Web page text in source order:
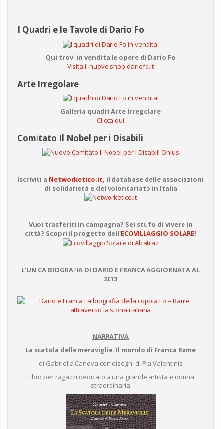
I Quadri e le Tavole di Dario Fo
Qui trovi in vendita le opere di Dario Fo
Visita il nuovo shop.dariofo.it
Arte Irregolare
Galleria quadri Arte Irregolare
Clicca qui
Comitato Il Nobel per i Disabili
Iscriviti a Networketico.it , il database delle associazioni
di solidarietà e del volontariato in Italia
Vuoi trasferiti in campagna? Sei stufo di vivere in
città? Scopri il progetto dell'ECOVILLAGGIO SOLARE!
L'UNICA BIOGRAFIA DI DARIO E FRANCA AGGIORNATA AL
2013
NARRATIVA
La scatola delle meraviglie. Il mondo di Franca Rame
di Gabriella Canova con disegni di Pia Valentinis
Libro per ragazzi dedicato a una grande artista e donna
straordinaria